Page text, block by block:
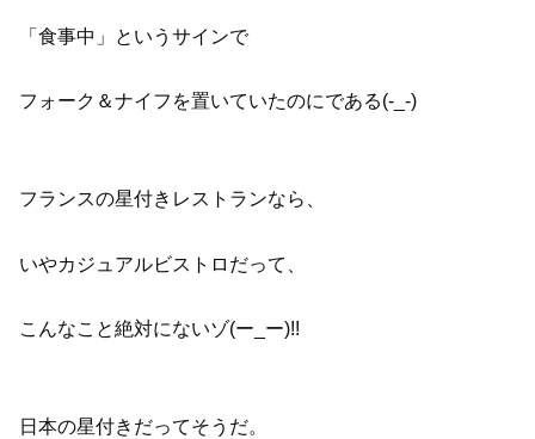
「食事中」というサインで
フォーク＆ナイフを置いていたのにである(-_-)
フランスの星付きレストランなら、
いやカジュアルビストロだって、
こんなこと絶対にないゾ(ー_ー)!!
日本の星付きだってそうだ。